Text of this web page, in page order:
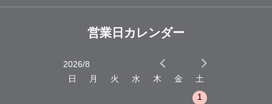
営業日カレンダー
2026/8
日
月 火 水 木 金
土
1